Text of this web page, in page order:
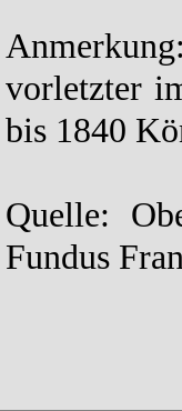
vorletzter
bis 1840
Quelle:
Fundus